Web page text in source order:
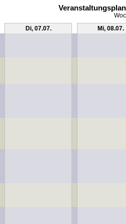
Di, 07.07.
Mi, 08.07.